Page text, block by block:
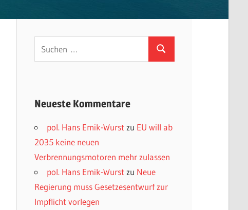
Suchen
Neueste Kommentare
pol. Hans Emik-Wurst zu EU will ab
2035 keine neuen
Verbrennungsmotoren mehr zulassen
pol. Hans Emik-Wurst zu Neue
Regierung muss Gesetzesentwurf zur
Impflicht vorlegen